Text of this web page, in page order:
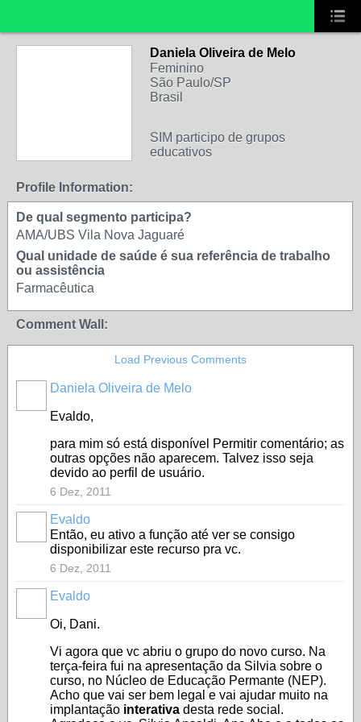
Daniela Oliveira de Melo
Feminino
São Paulo/SP
Brasil
SIM participo de grupos
educativos
Profile Information:
De qual segmento participa?
AMA/UBS Vila Nova Jaguaré
Qual unidade de saúde é sua referência de trabalho
ou assistência
Farmacêutica
Comment Wall:
Load Previous Comments
Daniela Oliveira de Melo
Evaldo,
para mim só está disponível Permitir comentário; as
outras opções não aparecem. Talvez isso seja
devido ao perfil de usuário.
6 Dez, 2011
Evaldo
Então, eu ativo a função até ver se consigo
disponibilizar este recurso pra vc.
6 Dez, 2011
Evaldo
Oi, Dani.
Vi agora que vc abriu o grupo do novo curso. Na
terça-feira fui na apresentação da Silvia sobre o
curso, no Núcleo de Educação Permante (NEP).
Acho que vai ser bem legal e vai ajudar muito na
implantação interativa desta rede social.